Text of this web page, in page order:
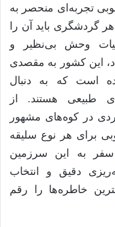
تجربه‌ای منحصر به
باید آن را
وحش بی‌نظیر و
این کشور به مقصدی
است که به دنبال
طبیعی هستند. از
در کوه‌های مشهور
برای هر نوع سلیقه
به این سرزمین
دقیق و انتخاب
خاطره‌ها را رقم